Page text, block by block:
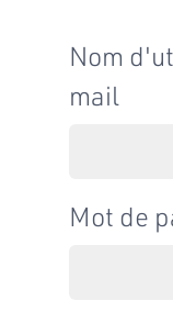
Nom
mail
Mot de